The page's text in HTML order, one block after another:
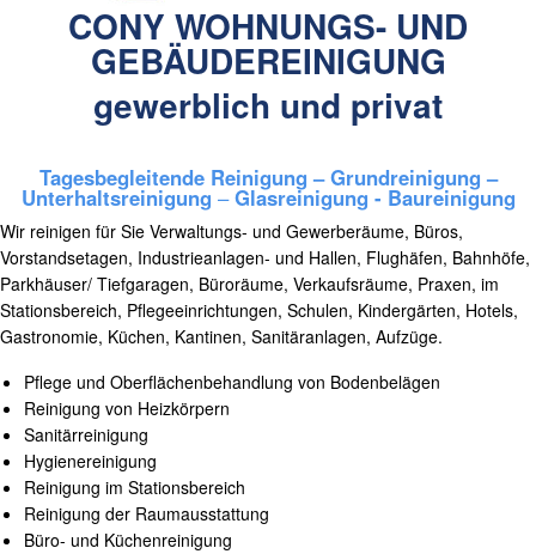
CONY WOHNUNGS- UND
GEBÄUDEREINIGUNG
gewerblich und privat
Tagesbegleitende Reinigung – Grundreinigung –
Unterhaltsreinigung –Glasreinigung - Baureinigung
Wir reinigen für Sie Verwaltungs- und Gewerberäume, Büros,
Vorstandsetagen, Industrieanlagen- und Hallen, Flughäfen, Bahnhöfe,
Parkhäuser/ Tiefgaragen, Büroräume, Verkaufsräume, Praxen, im
Stationsbereich, Pflegeeinrichtungen, Schulen, Kindergärten, Hotels,
Gastronomie, Küchen, Kantinen, Sanitäranlagen, Aufzüge.
Pflege und Oberflächenbehandlung von Bodenbelägen
Reinigung von Heizkörpern
Sanitärreinigung
Hygienereinigung
Reinigung im Stationsbereich
Reinigung der Raumausstattung
Büro- und Küchenreinigung